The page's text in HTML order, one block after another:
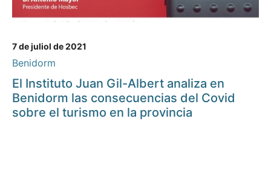
7 de juliol de 2021
Benidorm
El Instituto Juan Gil-Albert analiza en
Benidorm las consecuencias del Covid
sobre el turismo en la provincia